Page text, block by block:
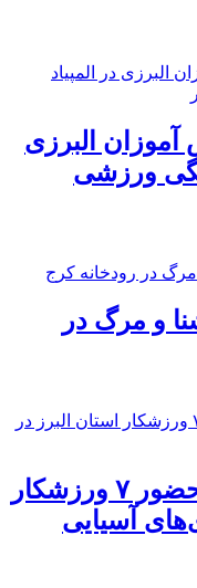
البرزی
ورزشی
و مرگ در
۲ مدال برنز نتیجه حضور ۷ ورزشکار
آسیایی